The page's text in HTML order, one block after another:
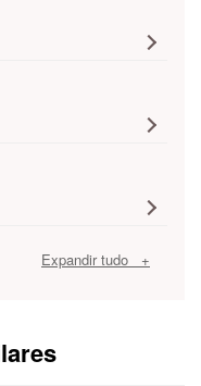
Expandir tudo +